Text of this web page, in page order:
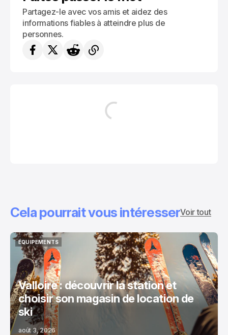
Partagez-le avec vos amis et aidez des
informations fiables à atteindre plus de
personnes.
Cela pourrait vous intéresserVoir tout
ÉQUIPEMENTS
ÉQUIPEMENTS
Valloire : découvrir la station et
choisir son magasin de location de
ski
août 3, 2026